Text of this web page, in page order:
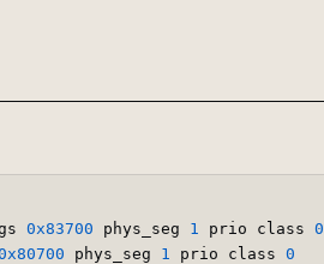
0x83700 phys_seg 1 prio class 0
phys_seg 1 prio class 0